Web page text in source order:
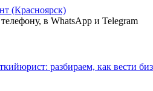
в WhatsApp и Telegram
: разбираем, как вести